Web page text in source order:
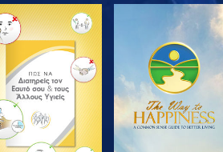
ΤΗ
ΣΕΙΡΑ
ΕΞΕΡΕΥΝΗΣΤΕ ΤΗ
ΣΕΙΡΑ